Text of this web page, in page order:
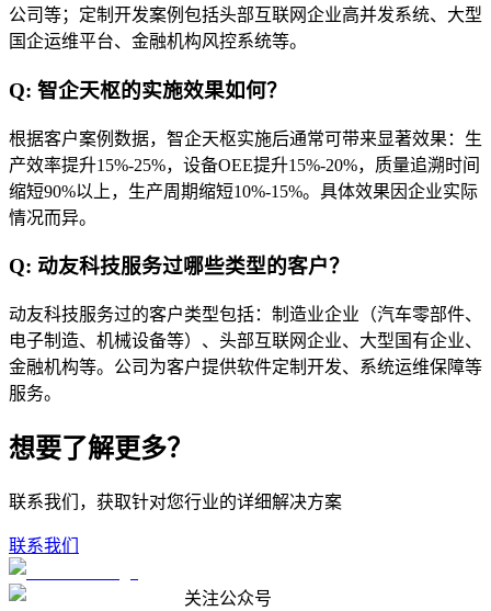
公司等；定制开发案例包括头部互联网企业高并发系统、大型
国企运维平台、金融机构风控系统等。
Q: 智企天枢的实施效果如何？
根据客户案例数据，智企天枢实施后通常可带来显著效果：生
产效率提升15%-25%，设备OEE提升15%-20%，质量追溯时间
缩短90%以上，生产周期缩短10%-15%。具体效果因企业实际
情况而异。
Q: 动友科技服务过哪些类型的客户？
动友科技服务过的客户类型包括：制造业企业（汽车零部件、
电子制造、机械设备等）、头部互联网企业、大型国有企业、
金融机构等。公司为客户提供软件定制开发、系统运维保障等
服务。
想要了解更多？
联系我们，获取针对您行业的详细解决方案
联系我们
关注公众号